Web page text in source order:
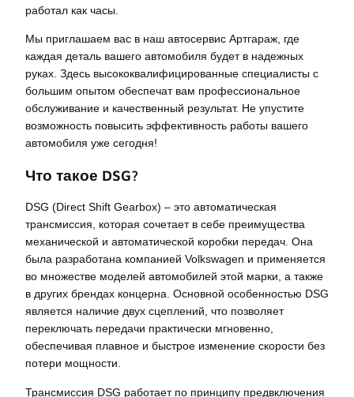
работал как часы.
Мы приглашаем вас в наш автосервис Артгараж, где
каждая деталь вашего автомобиля будет в надежных
руках. Здесь высококвалифицированные специалисты с
большим опытом обеспечат вам профессиональное
обслуживание и качественный результат. Не упустите
возможность повысить эффективность работы вашего
автомобиля уже сегодня!
Что такое DSG?
DSG (Direct Shift Gearbox) – это автоматическая
трансмиссия, которая сочетает в себе преимущества
механической и автоматической коробки передач. Она
была разработана компанией Volkswagen и применяется
во множестве моделей автомобилей этой марки, а также
в других брендах концерна. Основной особенностью DSG
является наличие двух сцеплений, что позволяет
переключать передачи практически мгновенно,
обеспечивая плавное и быстрое изменение скорости без
потери мощности.
Трансмиссия DSG работает по принципу предвключения